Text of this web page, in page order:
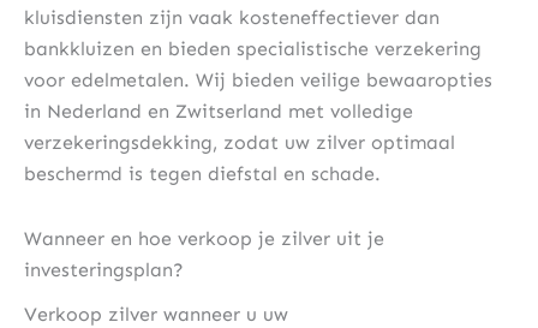
kluisdiensten zijn vaak kosteneffectiever dan
bankkluizen en bieden specialistische verzekering
voor edelmetalen. Wij bieden veilige bewaaropties
in Nederland en Zwitserland met volledige
verzekeringsdekking, zodat uw zilver optimaal
beschermd is tegen diefstal en schade.
Wanneer en hoe verkoop je zilver uit je
investeringsplan?
Verkoop zilver wanneer u uw